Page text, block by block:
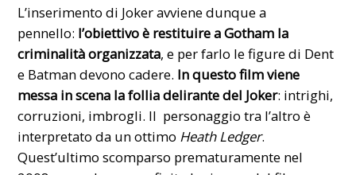
L’inserimento di Joker avviene dunque a
pennello: l’obiettivo è restituire a Gotham la
criminalità organizzata, e per farlo le figure di Dent
e Batman devono cadere. In questo film viene
messa in scena la follia delirante del Joker: intrighi,
corruzioni, imbrogli. Il personaggio tra l’altro è
interpretato da un ottimo Heath Ledger.
Quest’ultimo scomparso prematuramente nel